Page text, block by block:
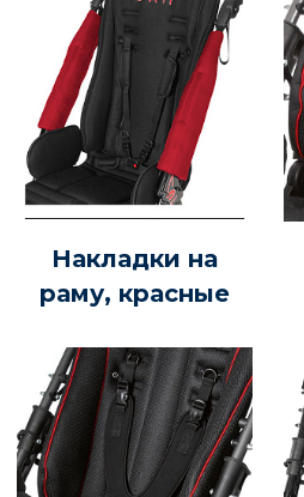
Накладки на
раму, красные